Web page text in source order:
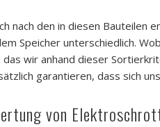
nach den in diesen Bauteilen
Speicher unterschiedlich.
das wir anhand dieser
garantieren, dass sich
von